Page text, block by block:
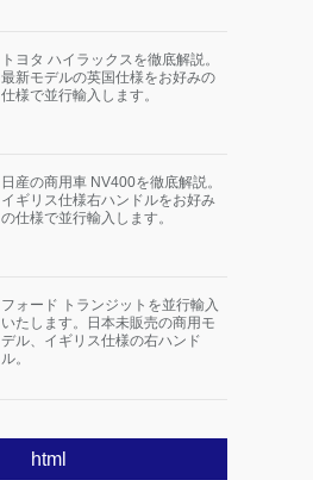
トヨタ ハイラックスを徹底解説。
最新モデルの英国仕様をお好みの
仕様で並行輸入します。
日産の商用車 NV400を徹底解説。
イギリス仕様右ハンドルをお好み
の仕様で並行輸入します。
フォード トランジットを並行輸入
いたします。日本未販売の商用モ
デル、イギリス仕様の右ハンド
ル。
html